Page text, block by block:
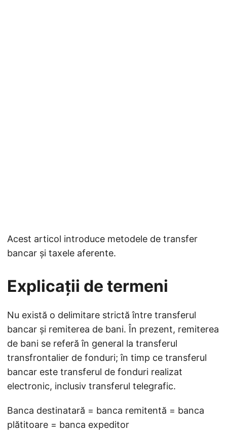
Acest articol introduce metodele de transfer
bancar și taxele aferente.
Explicații de termeni
Nu există o delimitare strictă între transferul
bancar și remiterea de bani. În prezent, remiterea
de bani se referă în general la transferul
transfrontalier de fonduri; în timp ce transferul
bancar este transferul de fonduri realizat
electronic, inclusiv transferul telegrafic.
Banca destinatară = banca remitentă = banca
plătitoare = banca expeditor